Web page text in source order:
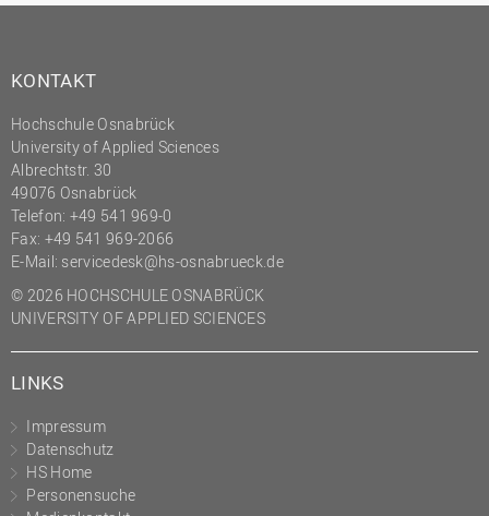
Prozessmanagement
Recht
Science to Business GmbH
Studierendensekretariat
Studium und Lehre
Transfer- und
Innovationsmanagement
KONTAKT
Hochschule Osnabrück
University of Applied Sciences
Albrechtstr. 30
49076 Osnabrück
Telefon: +49 541 969-0
Fax: +49 541 969-2066
E-Mail: servicedesk@hs-osnabrueck.de
© 2026 HOCHSCHULE OSNABRÜCK
UNIVERSITY OF APPLIED SCIENCES
LINKS
Impressum
Datenschutz
HS Home
Personensuche